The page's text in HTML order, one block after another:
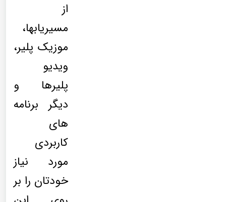
از
مسیریابها،
موزیک پلیر،
ویدیو
پلیرها و
دیگر برنامه
های
کاربردی
مورد نیاز
خودتان را بر